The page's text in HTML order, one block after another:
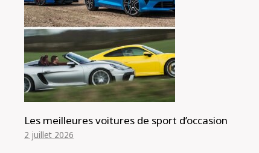
Les meilleures voitures de sport d’occasion
2 juillet 2026